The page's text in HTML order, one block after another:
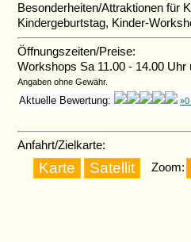
Besonderheiten/Attraktionen für
Kindergeburtstag, Kinder-
Öffnungszeiten/Preise:
Workshops Sa 11.00 - 14.00 Uhr
Angaben ohne Gewähr.
Aktuelle Bewertung:
Anfahrt/Zielkarte:
Zoom: